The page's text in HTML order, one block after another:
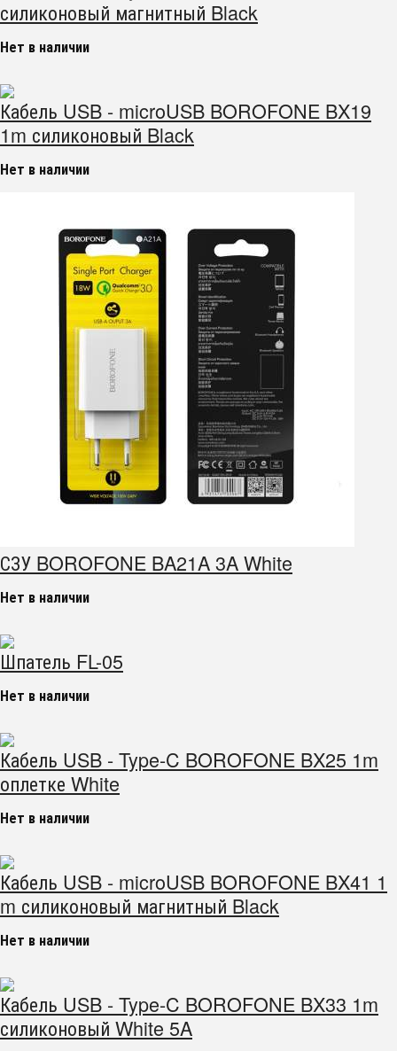
силиконовый магнитный Black
Нет в наличии
Кабель USB - microUSB BOROFONE BX19
1m силиконовый Black
Нет в наличии
СЗУ BOROFONE BA21A 3A White
Нет в наличии
Шпатель FL-05
Нет в наличии
Кабель USB - Type-C BOROFONE BX25 1m
оплетке White
Нет в наличии
Кабель USB - microUSB BOROFONE BX41 1
m силиконовый магнитный Black
Нет в наличии
Кабель USB - Type-C BOROFONE BX33 1m
силиконовый White 5A